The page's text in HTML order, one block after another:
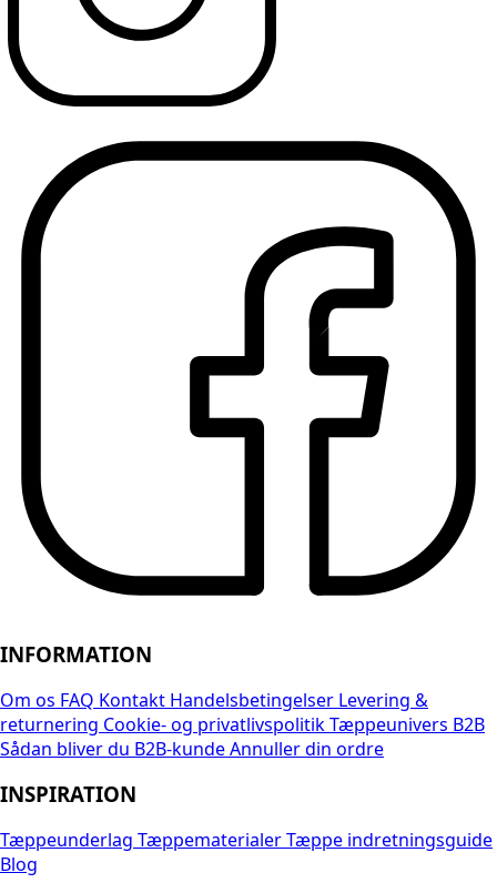
INFORMATION
Om os FAQ Kontakt Handelsbetingelser Levering &
returnering Cookie- og privatlivspolitikTæppeunivers B2B
Sådan bliver du B2B-kundeAnnuller din ordre
INSPIRATION
Tæppeunderlag TæppematerialerTæppe indretningsguide
Blog